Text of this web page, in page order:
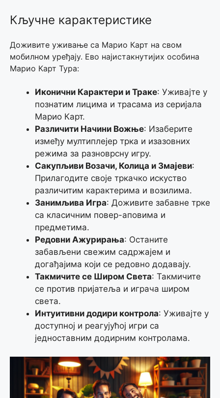
Кључне карактеристике
Доживите уживање са Марио Карт на свом
мобилном уређају. Ево најистакнутијих особина
Марио Карт Тура:
Иконични Карактери и Траке: Уживајте у
познатим лицима и трасама из серијала
Марио Карт.
Различити Начини Вожње: Изаберите
између мултиплејер трка и изазовних
режима за разноврсну игру.
Сакупљиви Возачи, Колица и Змајеви:
Прилагодите своје тркачко искуство
различитим карактерима и возилима.
Занимљива Игра: Доживите забавне трке
са класичним повер-аповима и
предметима.
Редовни Ажурирања: Останите
забављени свежим садржајем и
догађајима који се редовно додавају.
Такмичите се Широм Света: Такмичите
се против пријатеља и играча широм
света.
Интуитивни додири контрола: Уживајте у
доступној и реагујућој игри са
једноставним додирним контролама.